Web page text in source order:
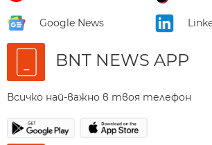
Google News
BNT NEWS APP
Всичко най-важно в твоя телефон